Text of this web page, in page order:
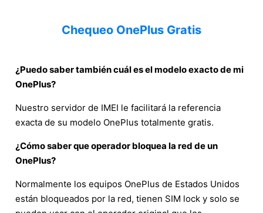
Chequeo OnePlus Gratis
¿Puedo saber también cuál es el modelo exacto de mi
OnePlus?
Nuestro servidor de IMEI le facilitará la referencia
exacta de su modelo OnePlus totalmente gratis.
¿Cómo saber que operador bloquea la red de un
OnePlus?
Normalmente los equipos OnePlus de Estados Unidos
están bloqueados por la red, tienen SIM lock y solo se